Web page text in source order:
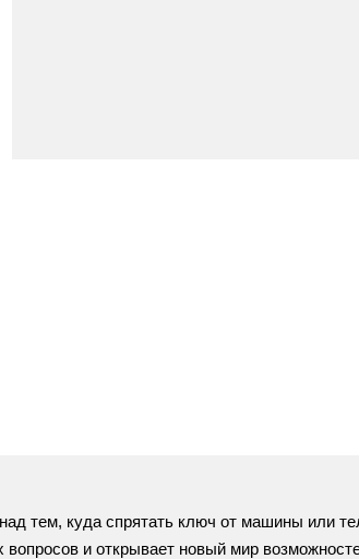
тем, куда спрятать ключ от машины или
и открывает новый мир